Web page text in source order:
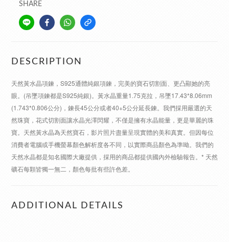
SHARE
DESCRIPTION
天然黃水晶項鍊，S925通體純銀項鍊，完美的寶石切割面、更凸顯她的亮
眼。(吊墜項鍊都是S925純銀)。黃水晶重量1.75克拉，吊墜17.43*8.06mm
(1.743*0.806公分)，鍊長45公分或者40+5公分延長鍊。我們採用嚴選的天
然珠寶，花式切割面讓水晶光澤閃耀，不僅是擁有水晶能量，更是華麗的珠
寶。天然黃水晶為天然寶石，影片照片盡量呈現實體的美和真實。但因每位
消費者電腦或手機螢幕顏色解析度各不同，以實際商品顏色為準呦。我們的
天然水晶都是知名國際大廠提供，採用的商品都提供國內外檢驗報告。* 天然
礦石每顆皆獨一無二，顏色每批有些許色差。
ADDITIONAL DETAILS